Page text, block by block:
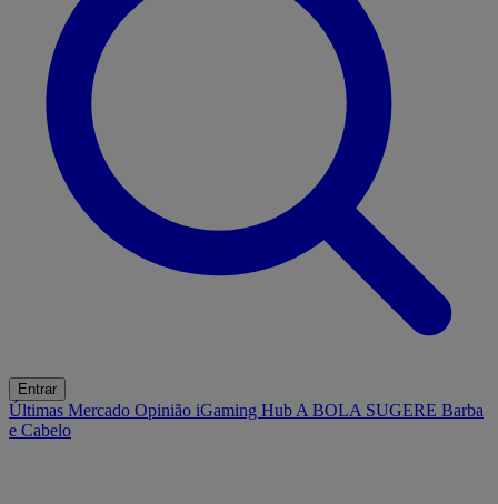
Entrar
Últimas Mercado Opinião iGaming Hub A BOLA SUGERE Barba
e Cabelo